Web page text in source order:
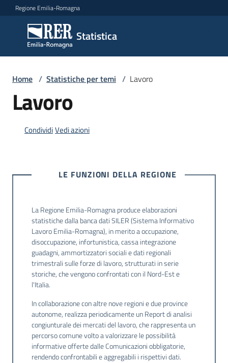
Vai al contenuto
Vai alla navigazione
Vai al footer
Regione Emilia-Romagna
Statistica
Statistica
Novità
e
Statistiche
Metadati
Seguici
Home / Statistiche per temi / Lavoro
Lavoro
CondividiVedi azioni
LE FUNZIONI DELLA REGIONE
La Regione Emilia-Romagna produce elaborazioni
statistiche dalla banca dati SILER (Sistema Informativo
Lavoro Emilia-Romagna), in merito a occupazione,
disoccupazione, infortunistica, cassa integrazione
guadagni, ammortizzatori sociali e dati regionali
trimestrali sulle forze di lavoro, strutturati in serie
storiche, che vengono confrontati con il Nord-Est e
l'Italia.
In collaborazione con altre nove regioni e due province
autonome, realizza periodicamente un Report di analisi
congiunturale dei mercati del lavoro, che rappresenta un
percorso comune volto a valorizzare le possibilità
informative offerte dalle Comunicazioni obbligatorie,
rendendo confrontabili e aggregabili i rispettivi dati.